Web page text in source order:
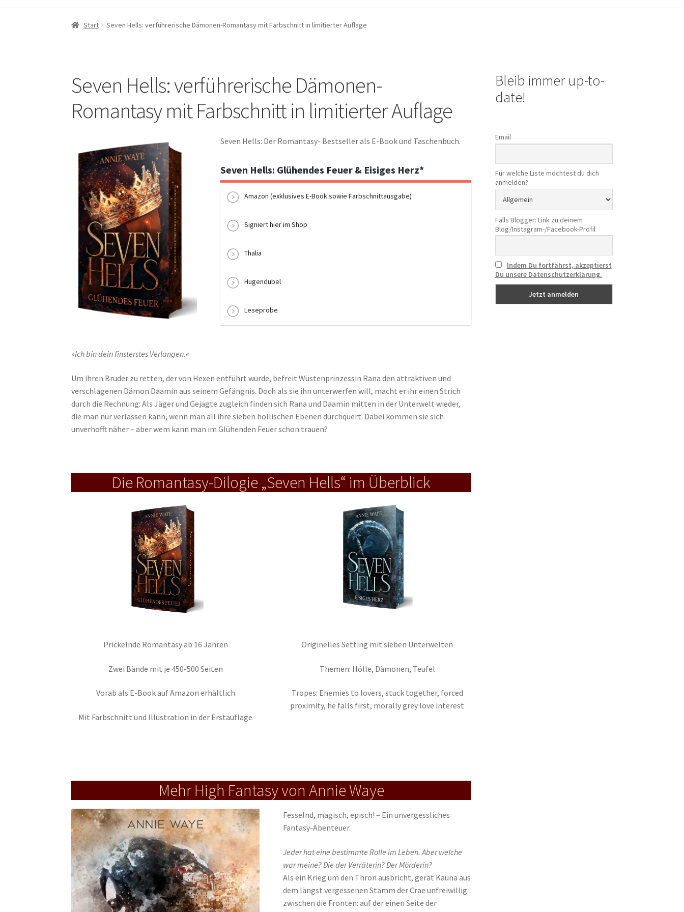
Start Seven Hells: verführerische Dämonen-Romantasy mit Farbschnitt in limitierter Auflage
Seven Hells: verführerische Dämonen-
Romantasy mit Farbschnitt in limitierter Auflage
Seven Hells: Der Romantasy- Bestseller als E-Book und Taschenbuch.
Seven Hells: Glühendes Feuer & Eisiges Herz*
Amazon (exklusives E-Book sowie Farbschnittausgabe)
Signiert hier im Shop
Thalia
Hugendubel
Leseprobe
»Ich bin dein finsterstes Verlangen.«
Um ihren Bruder zu retten, der von Hexen entführt wurde, befreit Wüstenprinzessin Rana den attraktiven und
verschlagenen Dämon Daamin aus seinem Gefängnis. Doch als sie ihn unterwerfen will, macht er ihr einen Strich
durch die Rechnung: Als Jäger und Gejagte zugleich finden sich Rana und Daamin mitten in der Unterwelt wieder,
die man nur verlassen kann, wenn man all ihre sieben höllischen Ebenen durchquert. Dabei kommen sie sich
unverhofft näher – aber wem kann man im Glühenden Feuer schon trauen?
Die Romantasy-Dilogie „Seven Hells“ im Überblick
Prickelnde Romantasy ab 16 Jahren
Zwei Bände mit je 450-500 Seiten
Vorab als E-Book auf Amazon erhältlich
Mit Farbschnitt und Illustration in der Erstauflage
Originelles Setting mit sieben Unterwelten
Themen: Hölle, Dämonen, Teufel
Tropes: Enemies to lovers, stuck together, forced
proximity, he falls first, morally grey love interest
Mehr High Fantasy von Annie Waye
Fesselnd, magisch, episch! – Ein unvergessliches
Fantasy-Abenteuer.
Jeder hat eine bestimmte Rolle im Leben. Aber welche
war meine? Die der Verräterin? Der Mörderin?
Als ein Krieg um den Thron ausbricht, gerät Kauna aus
dem längst vergessenen Stamm der Crae unfreiwillig
zwischen die Fronten: auf der einen Seite der
Bleib immer up-to-
date!
Email
Für welche Liste möchtest du dich
anmelden?
Falls Blogger: Link zu deinem
Blog/Instagram-/Facebook-Profil
Indem Du fortfährst, akzeptierst
Du unsere Datenschutzerklärung.